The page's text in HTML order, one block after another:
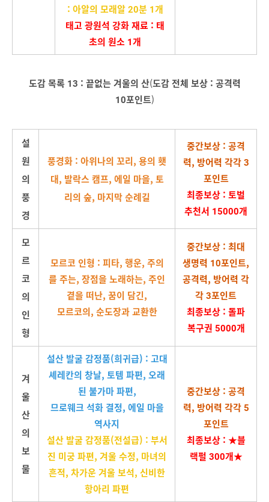
: 아알의 모래알 20분 1개
태고 광원석 강화 재료 : 태
초의 원소 1개
도감 목록 13 : 끝없는 겨울의 산(도감 전체 보상 : 공격력
10포인트)
설
원
의
풍
경
풍경화 : 아위나의 꼬리, 용의 횃
대, 발락스 캠프, 에일 마을, 토
리의 숲, 마지막 순례길
중간보상 : 공격
력, 방어력 각각 3
포인트
최종보상 : 토벌
추천서 15000개
모
르
코
의
인
형
모르코 인형 : 피타, 행운, 주의
를 주는, 장점을 노래하는, 주인
곁을 떠난, 꿈이 담긴,
모르코의, 순도장과 교환한
중간보상 : 최대
생명력 10포인트,
공격력, 방어력 각
각 3포인트
최종보상 : 돌파
복구권 5000개
겨
울
산
의
보
물
설산 발굴 감정품(희귀급) : 고대
셰레칸의 창날, 토템 파편, 오래
된 불가마 파편,
므로웨크 석화 결정, 에일 마을
역사지
설산 발굴 감정품(전설급) : 부서
진 미궁 파편, 겨울 수정, 마녀의
흔적, 차가운 겨울 보석, 신비한
항아리 파편
중간보상 : 공격
력, 방어력 각각 5
포인트
최종보상 : ★블
랙펄 300개★